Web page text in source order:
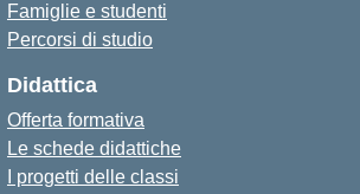
Famiglie e studenti
Percorsi di studio
Didattica
Offerta formativa
Le schede didattiche
I progetti delle classi